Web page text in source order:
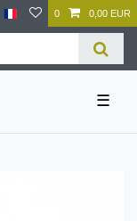
0 0,00 EUR
☰